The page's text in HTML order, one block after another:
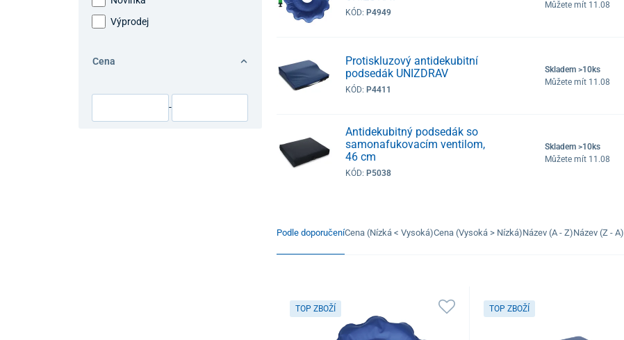
Výprodej
Cena
-
KÓD: P4949
Můžete mít 11.08
Protiskluzový antidekubitní
podsedák UNIZDRAV
KÓD: P4411
Skladem >10ks
Můžete mít 11.08
Antidekubitný podsedák so
samonafukovacím ventilom,
46 cm
KÓD: P5038
Skladem >10ks
Můžete mít 11.08
Podle doporučeníCena (Nízká < Vysoká)Cena (Vysoká > Nízká)Název (A - Z)Název (Z - A)
TOP ZBOŽÍ TOP ZBOŽÍ